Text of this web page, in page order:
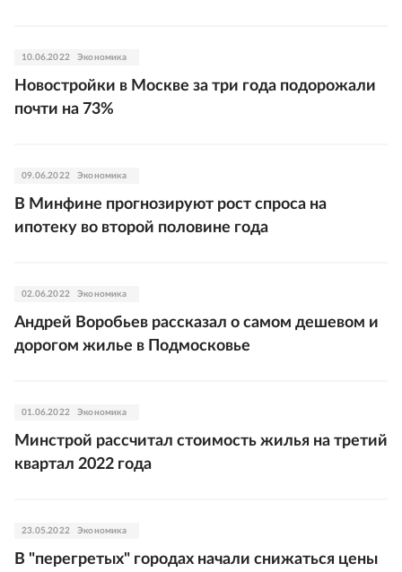
10.06.2022 Экономика
Новостройки в Москве за три года подорожали
почти на 73%
09.06.2022 Экономика
В Минфине прогнозируют рост спроса на
ипотеку во второй половине года
02.06.2022 Экономика
Андрей Воробьев рассказал о самом дешевом и
дорогом жилье в Подмосковье
01.06.2022 Экономика
Минстрой рассчитал стоимость жилья на третий
квартал 2022 года
23.05.2022 Экономика
В "перегретых" городах начали снижаться цены